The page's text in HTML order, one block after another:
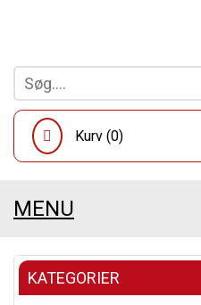
Kurv (0)
MENU
KATEGORIER